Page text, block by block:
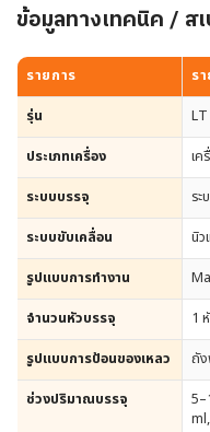
ข้อมูลทางเทคนิค / ส
รายการ
ร
รุ่น
LT
ประเภทเครื่อง
เค
ระบบบรรจุ
ร
ระบบขับเคลื่อน
นิว
รูปแบบการทำงาน
จำนวนหัวบรรจุ
1
รูปแบบการป้อนของเหลว
ถั
ช่วงปริมาณบรรจุ